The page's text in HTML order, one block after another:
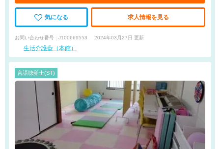
気になる 求人情報を見る
お問い合わせ番号 : J100669553 2024年03月27日 更新
生活介護藍（本館）
言語聴覚士(ST)